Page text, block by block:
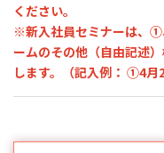
ください。
※新入社員セミナーは、
ームのその他（自由記述
します。（記入例： ①4月2